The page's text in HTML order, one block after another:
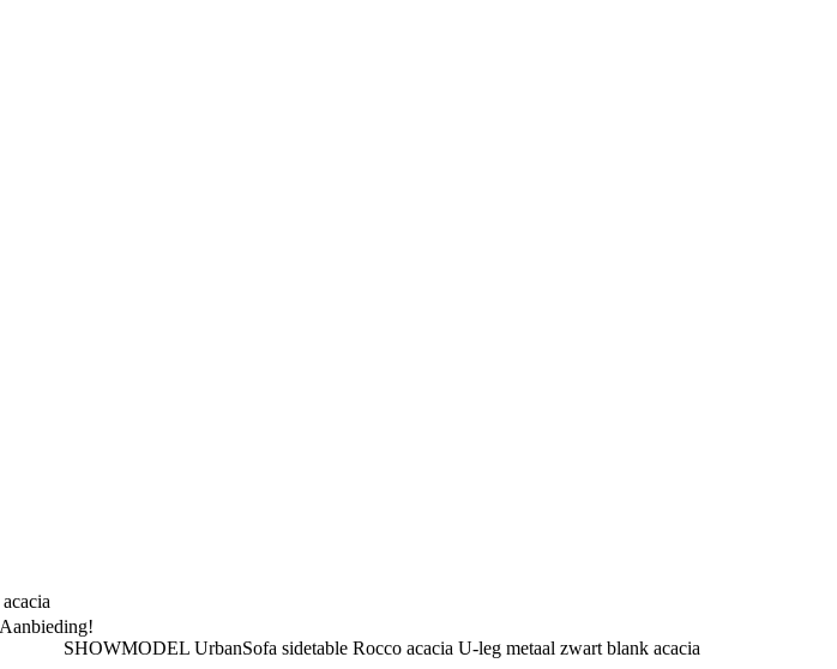
Aanbieding!
SHOWMODEL UrbanSofa sidetable Rocco acacia U-leg metaal zwart blank acacia